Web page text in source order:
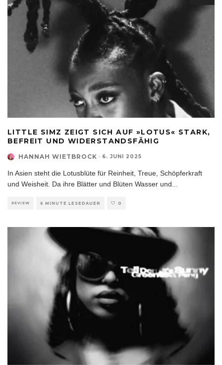
LITTLE SIMZ ZEIGT SICH AUF »LOTUS« STARK,
BEFREIT UND WIDERSTANDSFÄHIG
HANNAH WIETBROCK · 6. JUNI 2025
In Asien steht die Lotusblüte für Reinheit, Treue, Schöpferkraft
und Weisheit. Da ihre Blätter und Blüten Wasser und...
REVIEW 6 MINUTE LESEDAUER 0